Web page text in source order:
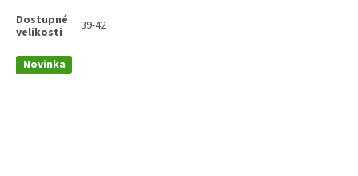
39-42
Novinka